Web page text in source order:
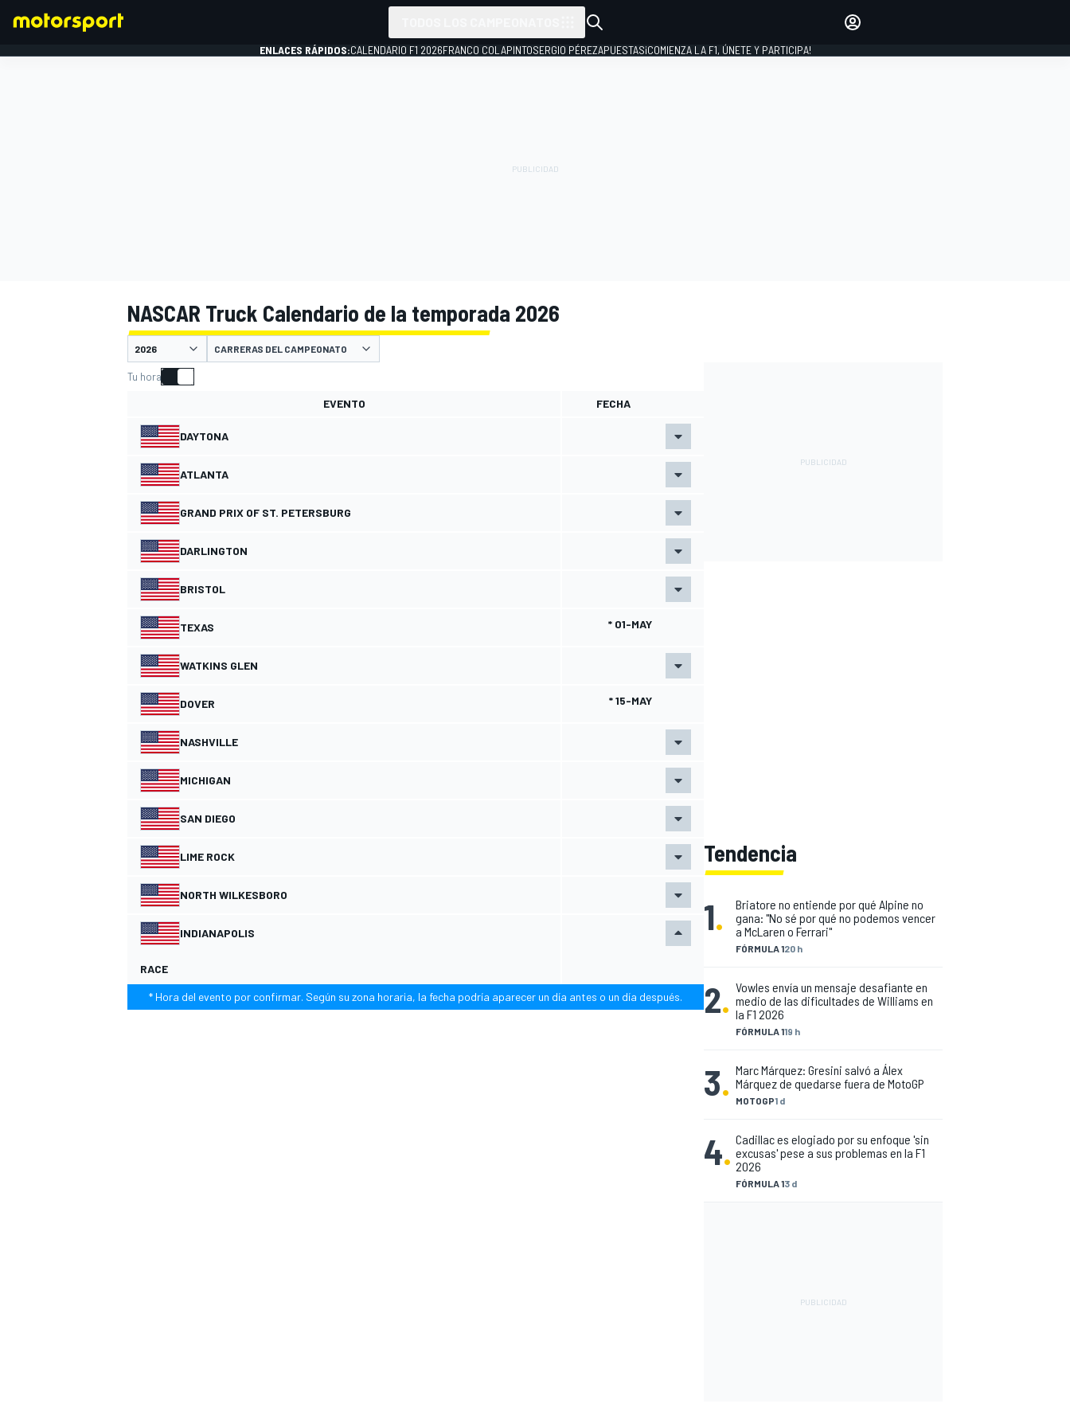
INDYCAR
MOTOGP
NASCAR CUP
INICIAR SESIÓN
ENLACES RÁPIDOS:CALENDARIO F1 2026FRANCO COLAPINTOSERGIO PÉREZAPUESTAS¡COMIENZA LA F1, ÚNETE Y PARTICIPA!
NASCAR Truck Calendario de la temporada 2026
CARRERAS DEL CAMPEONATO
Tu hora
EVENTO FECHA
DAYTONA
ATLANTA
GRAND PRIX OF ST. PETERSBURG
DARLINGTON
BRISTOL
TEXAS * 01-MAY
WATKINS GLEN
DOVER * 15-MAY
NASHVILLE
MICHIGAN
SAN DIEGO
LIME ROCK
NORTH WILKESBORO
INDIANAPOLIS
RACE
* Hora del evento por confirmar. Según su zona horaria, la fecha podría aparecer un día antes o un día después.
Tendencia
1.
FÓRMULA 120 h
Briatore no entiende por qué Alpine no
gana: "No sé por qué no podemos vencer
a McLaren o Ferrari"
2.
FÓRMULA 119 h
Vowles envía un mensaje desafiante en
medio de las dificultades de Williams en
la F1 2026
3. MOTOGP1 d
Marc Márquez: Gresini salvó a Álex
Márquez de quedarse fuera de MotoGP
4.
FÓRMULA 13 d
Cadillac es elogiado por su enfoque 'sin
excusas' pese a sus problemas en la F1
2026